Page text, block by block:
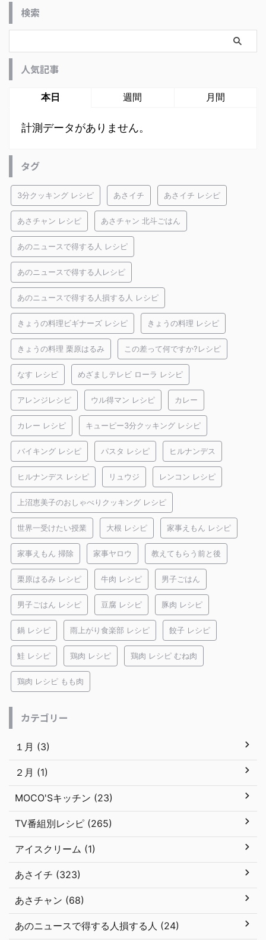
検索
人気記事
本日 週間 月間
計測データがありません。
タグ
3分クッキング レシピ あさイチ あさイチ レシピ
あさチャン レシピ あさチャン 北斗ごはん
あのニュースで得する人 レシピ
あのニュースで得する人レシピ
あのニュースで得する人損する人 レシピ
きょうの料理ビギナーズ レシピ きょうの料理 レシピ
きょうの料理 栗原はるみ この差って何ですか?レシピ
なす レシピ めざましテレビ ローラ レシピ
アレンジレシピ ウル得マン レシピ カレー
カレー レシピ キューピー3分クッキング レシピ
バイキング レシピ パスタ レシピ ヒルナンデス
ヒルナンデス レシピ リュウジ レンコン レシピ
上沼恵美子のおしゃべりクッキング レシピ
世界一受けたい授業 大根 レシピ 家事えもん レシピ
家事えもん 掃除 家事ヤロウ 教えてもらう前と後
栗原はるみ レシピ 牛肉 レシピ 男子ごはん
男子ごはん レシピ 豆腐 レシピ 豚肉 レシピ
鍋 レシピ 雨上がり食楽部 レシピ 餃子 レシピ
鮭 レシピ 鶏肉 レシピ 鶏肉 レシピ むね肉
鶏肉 レシピ もも肉
カテゴリー
１月 (3)
２月 (1)
MOCO'Sキッチン (23)
TV番組別レシピ (265)
アイスクリーム (1)
あさイチ (323)
あさチャン (68)
あのニュースで得する人損する人 (24)